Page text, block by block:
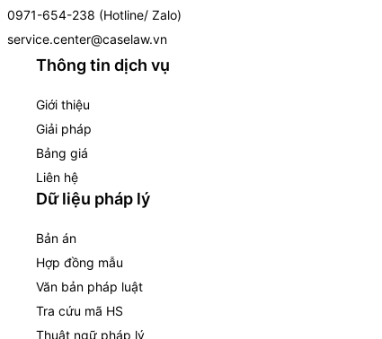
0971-654-238 (Hotline/ Zalo)
service.center@caselaw.vn
Thông tin dịch vụ
Giới thiệu
Giải pháp
Bảng giá
Liên hệ
Dữ liệu pháp lý
Bản án
Hợp đồng mẫu
Văn bản pháp luật
Tra cứu mã HS
Thuật ngữ pháp lý